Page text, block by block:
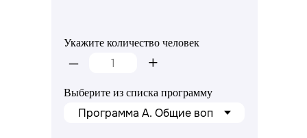
Укажите количество человек
– +
Выберите из списка программу